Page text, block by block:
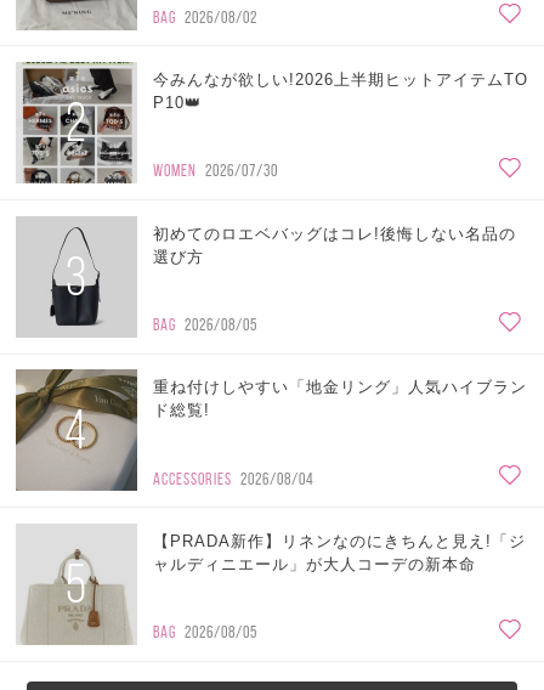
BAG 2026/08/02
2
今みんなが欲しい!2026上半期ヒットアイテムTO
P10👑
WOMEN 2026/07/30
3
初めてのロエベバッグはコレ!後悔しない名品の
選び方
BAG 2026/08/05
4
重ね付けしやすい「地金リング」人気ハイブラン
ド総覧!
ACCESSORIES 2026/08/04
5
【PRADA新作】リネンなのにきちんと見え!「ジ
ャルディニエール」が大人コーデの新本命
BAG 2026/08/05